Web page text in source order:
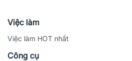
Việc làm
Việc làm HOT nhất
Công cụ